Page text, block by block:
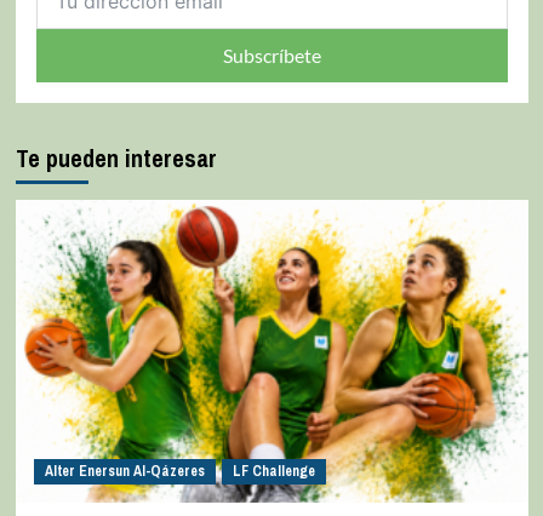
Subscríbete
Te pueden interesar
Alter Enersun Al-Qázeres LF Challenge